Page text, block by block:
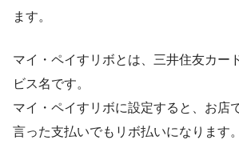
ます。
マイ・ペイすリボとは、三井住友カー
ビス名です。
マイ・ペイすリボに設定すると、お店
言った支払いでもリボ払いになります。